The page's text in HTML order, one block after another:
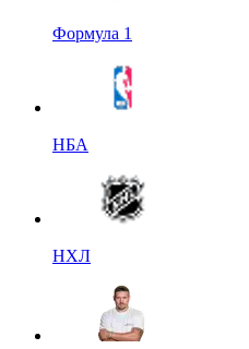
Формула 1
НБА
НХЛ